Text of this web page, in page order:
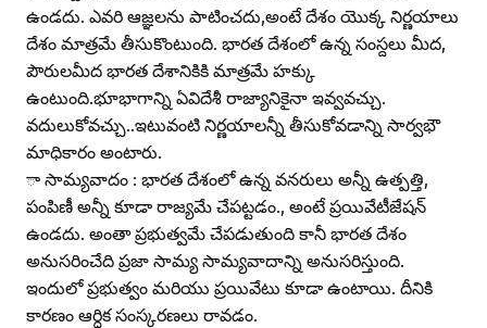
ఉండదు. ఎవరి ఆజ్ఞలను పాటించదు,అంటే దేశం యొక్క నిర్ణయాలు
దేశం మాత్రమే తీసుకొంటుంది. భారత దేశంలో ఉన్న సంస్దలు మీద,
పౌరులమీద భారత దేశానికికి మాత్రమే హక్కు
ఉంటుంది.భూభాగాన్ని ఏవిదేశీ రాజ్యానికైనా ఇవ్వవచ్చు.
వదులుకోవచ్చు..ఇటువంటి నిర్ణయాలన్నీ తీసుకోవడాన్ని సార్వభౌ
మాధికారం అంటారు.
ా సామ్యవాదం : భారత దేశంలో ఉన్న వనరులు అన్నీ ఉత్పత్తి,
పంపిణీ అన్నీ కూడా రాజ్యమే చేపట్టడం., అంటే ప్రయివేటీజేషన్‌
ఉండదు. అంతా ప్రభుత్వమే చేపడుతుంది కానీ భారత దేశం
అనుసరించేది ప్రజా సామ్య సామ్యవాదాన్ని అనుసరిస్తుంది.
ఇందులో ప్రభుత్వం మరియు ప్రయివేటు కూడా ఉంటాయి. దీనికి
కారణం ఆర్ధిక సంస్కరణలు రావడం.